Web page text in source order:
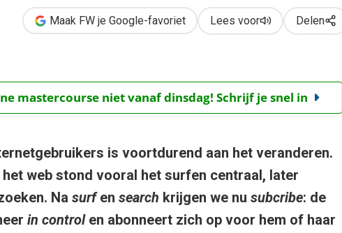
Maak FW je Google-favoriet Lees voor Delen
mastercourse niet vanaf dinsdag! Schrijf je snel in
is voortdurend aan het veranderen.
web stond vooral het surfen centraal, later
Na surfen search krijgen we nu subcribe: de
in controlen abonneert zich op voor hem of haar